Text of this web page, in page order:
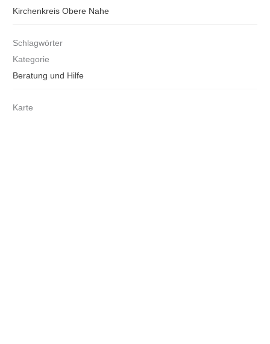
Kirchenkreis Obere Nahe
Schlagwörter
Kategorie
Beratung und Hilfe
Karte